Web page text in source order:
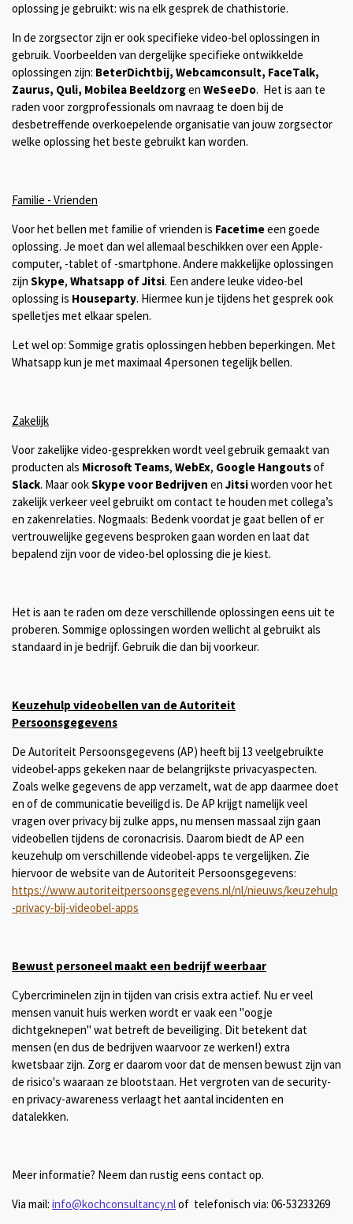
oplossing je gebruikt: wis na elk gesprek de chathistorie.
In de zorgsector zijn er ook specifieke video-bel oplossingen in
gebruik. Voorbeelden van dergelijke specifieke ontwikkelde
oplossingen zijn: BeterDichtbij, Webcamconsult, FaceTalk,
Zaurus, Quli, Mobilea Beeldzorgen WeSeeDo. Het is aan te
raden voor zorgprofessionals om navraag te doen bij de
desbetreffende overkoepelende organisatie van jouw zorgsector
welke oplossing het beste gebruikt kan worden.
Familie - Vrienden
Voor het bellen met familie of vrienden is Facetimeeen goede
oplossing. Je moet dan wel allemaal beschikken over een Apple-
computer, -tablet of -smartphone. Andere makkelijke oplossingen
zijn Skype, Whatsapp ofJitsi. Een andere leuke video-bel
oplossing is Houseparty. Hiermee kun je tijdens het gesprek ook
spelletjes met elkaar spelen.
Let wel op: Sommige gratis oplossingen hebben beperkingen. Met
Whatsapp kun je met maximaal 4 personen tegelijk bellen.
Zakelijk
Voor zakelijke video-gesprekken wordt veel gebruik gemaakt van
producten als Microsoft Teams, WebEx, Google Hangoutsof
Slack. Maar ookSkype voor Bedrijven en Jitsiworden voor het
zakelijk verkeer veel gebruikt om contact te houden met collega’s
en zakenrelaties. Nogmaals: Bedenk voordat je gaat bellen of er
vertrouwelijke gegevens besproken gaan worden en laat dat
bepalend zijn voor de video-bel oplossing die je kiest.
Het is aan te raden om deze verschillende oplossingen eens uit te
proberen. Sommige oplossingen worden wellicht al gebruikt als
standaard in je bedrijf. Gebruik die dan bij voorkeur.
Keuzehulp videobellen van de Autoriteit
Persoonsgegevens
De Autoriteit Persoonsgegevens (AP) heeft bij 13 veelgebruikte
videobel-apps gekeken naar de belangrijkste privacyaspecten.
Zoals welke gegevens de app verzamelt, wat de app daarmee doet
en of de communicatie beveiligd is. De AP krijgt namelijk veel
vragen over privacy bij zulke apps, nu mensen massaal zijn gaan
videobellen tijdens de coronacrisis. Daarom biedt de AP een
keuzehulp om verschillende videobel-apps te vergelijken. Zie
hiervoor de website van de Autoriteit Persoonsgegevens:
https://www.autoriteitpersoonsgegevens.nl/nl/nieuws/keuzehulp
-privacy-bij-videobel-apps
Bewust personeel maakt een bedrijf weerbaar
Cybercriminelen zijn in tijden van crisis extra actief. Nu er veel
mensen vanuit huis werken wordt er vaak een "oogje
dichtgeknepen" wat betreft de beveiliging. Dit betekent dat
mensen (en dus de bedrijven waarvoor ze werken!) extra
kwetsbaar zijn. Zorg er daarom voor dat de mensen bewust zijn van
de risico's waaraan ze blootstaan. Het vergroten van de security-
en privacy-awareness verlaagt het aantal incidenten en
datalekken.
Meer informatie? Neem dan rustig eens contact op.
Via mail: info@kochconsultancy.nlof telefonisch via: 06-53233269